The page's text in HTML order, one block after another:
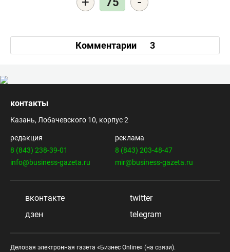
Комментарии 3
контакты
Казань, Лобачевского 10, корпус 2
редакция
8 (843) 238-39-01
info@business-gazeta.ru
реклама
8 (843) 203-48-47
mir@business-gazeta.ru
вконтакте
twitter
дзен
telegram
Деловая электронная газета «Бизнес Online» (на связи).